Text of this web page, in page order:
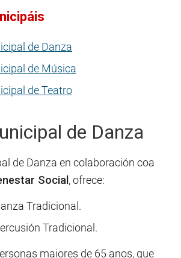
de Danza
de Música
de Teatro
de Danza
de Danza en colaboración coa
Social , ofrece:
Tradicional.
Tradicional.
maiores de 65 anos, que